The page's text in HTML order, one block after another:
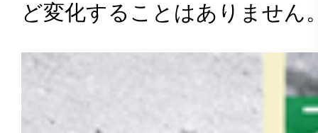
ど変化することはありません